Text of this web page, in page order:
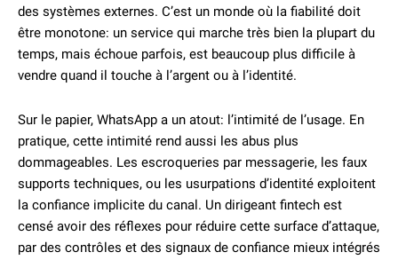
des systèmes externes. C’est un monde où la fiabilité doit
être monotone: un service qui marche très bien la plupart du
temps, mais échoue parfois, est beaucoup plus difficile à
vendre quand il touche à l’argent ou à l’identité.
Sur le papier, WhatsApp a un atout: l’intimité de l’usage. En
pratique, cette intimité rend aussi les abus plus
dommageables. Les escroqueries par messagerie, les faux
supports techniques, ou les usurpations d’identité exploitent
la confiance implicite du canal. Un dirigeant fintech est
censé avoir des réflexes pour réduire cette surface d’attaque,
par des contrôles et des signaux de confiance mieux intégrés